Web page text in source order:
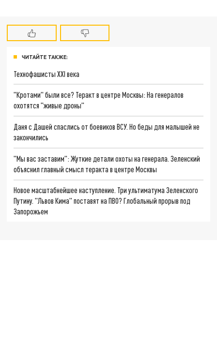
ЧИТАЙТЕ ТАКЖЕ:
Технофашисты XXI века
"Кротами" были все? Теракт в центре Москвы: На генералов
охотятся "живые дроны"
Даня с Дашей спаслись от боевиков ВСУ. Но беды для малышей не
закончились
"Мы вас заставим": Жуткие детали охоты на генерала. Зеленский
объяснил главный смысл теракта в центре Москвы
Новое масштабнейшее наступление. Три ультиматума Зеленского
Путину. "Львов Кима" поставят на ПВО? Глобальный прорыв под
Запорожьем